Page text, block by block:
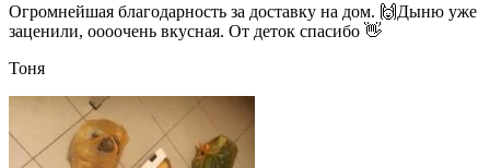
Огромнейшая благодарность за доставку на дом. 🙌Дыню уже
заценили, оооочень вкусная. От деток спасибо 👋
Тоня